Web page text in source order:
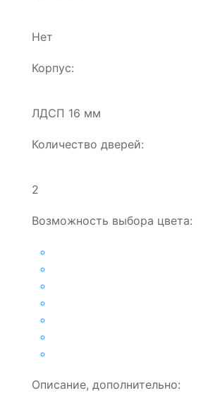
Нет
Корпус:
ЛДСП 16 мм
Количество дверей:
2
Возможность выбора цвета:
Описание, дополнительно: